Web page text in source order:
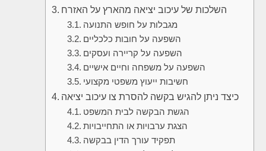
השלכות של עיכוב יציאה מהארץ על האזרח
מגבלות על חופש התנועה
השפעה על חובות כלכליים
השפעה על קריירה ועסקים
השפעה על משפחה וחיים אישיים
חשיבות ייעוץ משפטי מקצועי
כיצד ניתן להגיש בקשה להסרת צו עיכוב יציאה
הגשת הבקשה לבית המשפט
הצגת ערבויות או התחייבויות
תפקיד עורך הדין בבקשה